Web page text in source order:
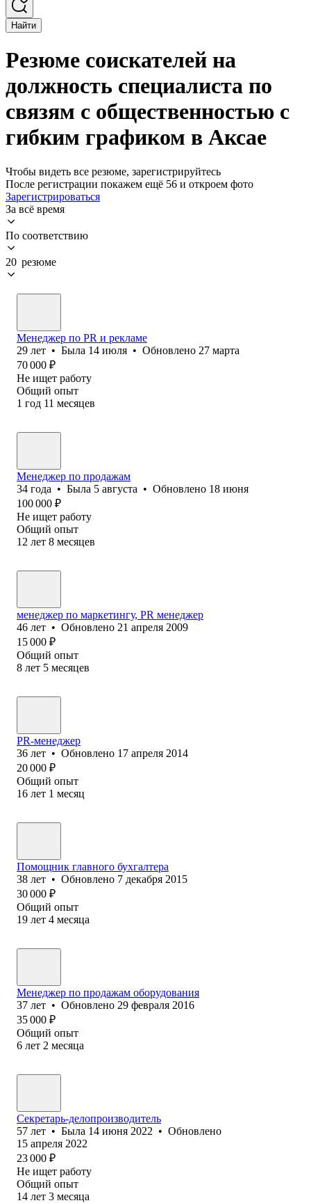
Найти
Резюме соискателей на
должность специалиста по
связям с общественностью с
гибким графиком в Аксае
Чтобы видеть все резюме, зарегистрируйтесь
После регистрации покажем ещё 56 и откроем фото
Зарегистрироваться
За всё время
По соответствию
20 резюме
Менеджер по PR и рекламе
29 лет • Была 14 июля • Обновлено 27 марта
70 000 ₽
Не ищет работу
Общий опыт
1 год 11 месяцев
Менеджер по продажам
34 года • Была 5 августа • Обновлено 18 июня
100 000 ₽
Не ищет работу
Общий опыт
12 лет 8 месяцев
менеджер по маркетингу, PR менеджер
46 лет • Обновлено 21 апреля 2009
15 000 ₽
Общий опыт
8 лет 5 месяцев
PR-менеджер
36 лет • Обновлено 17 апреля 2014
20 000 ₽
Общий опыт
16 лет 1 месяц
Помощник главного бухгалтера
38 лет • Обновлено 7 декабря 2015
30 000 ₽
Общий опыт
19 лет 4 месяца
Менеджер по продажам оборудования
37 лет • Обновлено 29 февраля 2016
35 000 ₽
Общий опыт
6 лет 2 месяца
Секретарь-делопроизводитель
57 лет • Была 14 июня 2022 • Обновлено
15 апреля 2022
23 000 ₽
Не ищет работу
Общий опыт
14 лет 3 месяца